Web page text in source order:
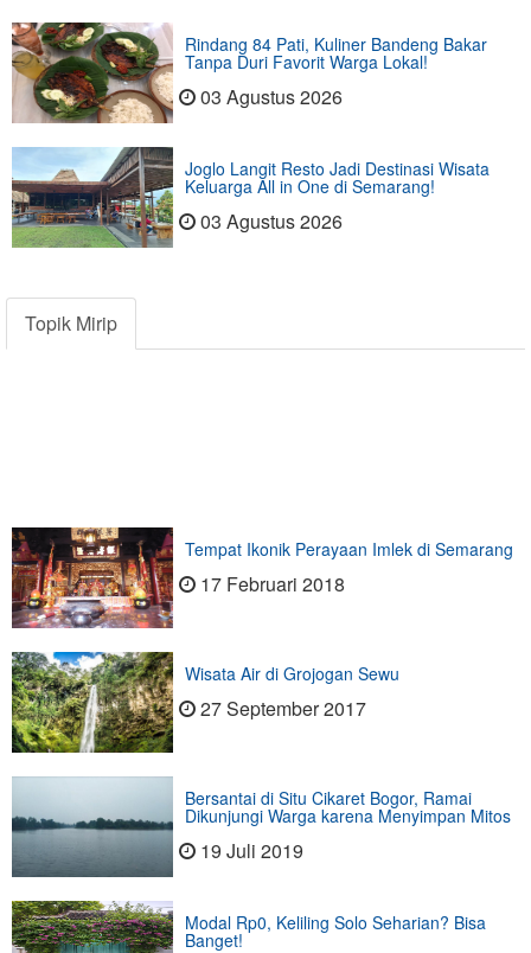
Rindang 84 Pati, Kuliner Bandeng Bakar
Tanpa Duri Favorit Warga Lokal!
03 Agustus 2026
Joglo Langit Resto Jadi Destinasi Wisata
Keluarga All in One di Semarang!
03 Agustus 2026
Topik Mirip
Tempat Ikonik Perayaan Imlek di Semarang
17 Februari 2018
Wisata Air di Grojogan Sewu
27 September 2017
Bersantai di Situ Cikaret Bogor, Ramai
Dikunjungi Warga karena Menyimpan Mitos
19 Juli 2019
Modal Rp0, Keliling Solo Seharian? Bisa
Banget!